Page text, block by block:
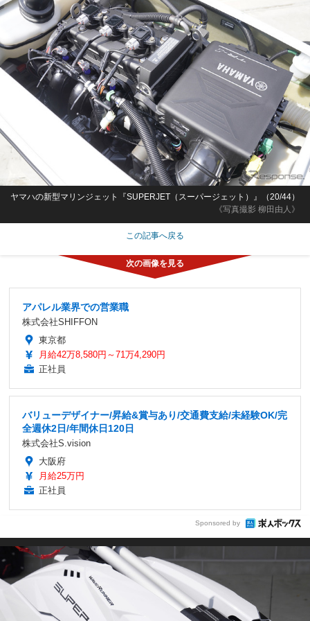
《写真撮影 柳田由人》
ヤマハの新型マリンジェット『SUPERJET（スーパージェット）』（20/44）
この記事へ戻る
アパレル業界での営業職
株式会社SHIFFON
東京都
月給42万8,580円～71万4,290円
正社員
バリューデザイナー/昇給&賞与あり/交通費支給/未経験OK/完
全週休2日/年間休日120日
株式会社S.vision
大阪府
月給25万円
正社員
Sponsored by